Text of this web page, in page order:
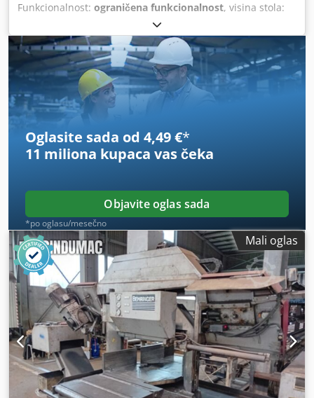
Funkcionalnost: ograničena funkcionalnost, visina stola:
osvetljenje, Nudimo na prodaju ovu
polovnu tračnu pilu Behringer HBP530A, proizvedenu
1990. godine. Proizvođač: Behringer Tip mašine: HBP530A
Godina proizvodnje: 1990 Serijski broj: 590240 Cedozl R H
Nepfx Aikeha Ako imate dodatnih pitanja ili vam je
potrebno više informacija, slobodno nam pošaljite poruku
ili nas pozovite.
Oglasite sada od 4,49 €*
11 miliona kupaca vas čeka
Objavite oglas sada
*po oglasu/mesečno
Mali oglas